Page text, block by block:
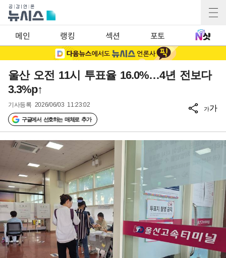
메인 랭킹 섹션 포토
울산 오전 11시 투표율 16.0%…4년 전보다
3.3%p↑
기사등록 2026/06/03 11:23:02
구글에서 선호하는 매체로 추가
가가